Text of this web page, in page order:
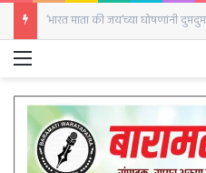
बारामतीत सजली घोड्यांची बाजारपेठ;
Menu